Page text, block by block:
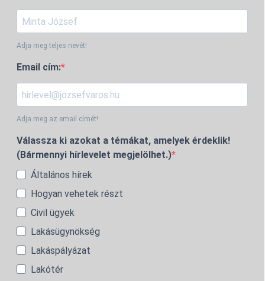
Adja meg teljes nevét!
Email cím:
Adja meg az email címét!
Válassza ki azokat a témákat, amelyek érdeklik!
(Bármennyi hírlevelet megjelölhet.)
Általános hírek
Hogyan vehetek részt
Civil ügyek
Lakásügynökség
Lakáspályázat
Lakótér